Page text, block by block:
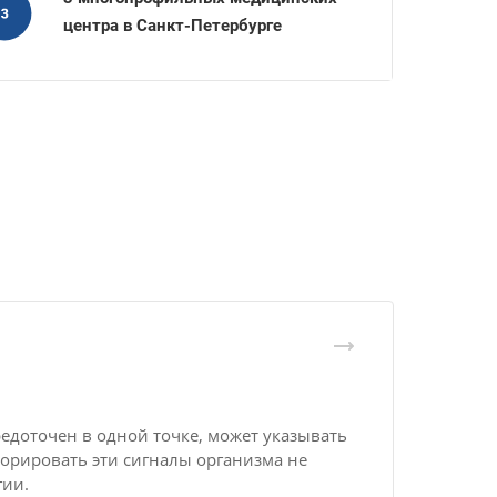
центра в Санкт-Петербурге
в одной точке, может указывать
эти сигналы организма не